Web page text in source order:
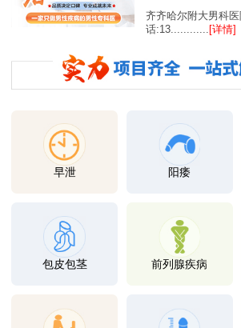
齐齐哈尔附大男科
话:13............
[详情]
早泄 阳痿
包皮包茎 前列腺疾病